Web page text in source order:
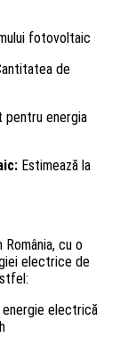
fotovoltaic
de
energia
Estimează la
cu o
electrice de
energie electrică